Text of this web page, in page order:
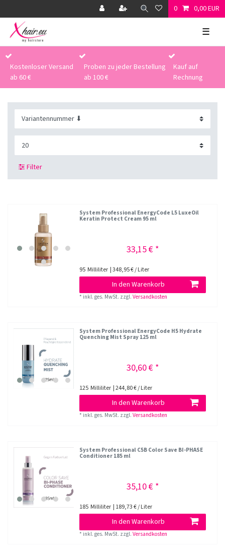
0 0,00 EUR
☰
Kostenloser Versand
ab 60 €
Proben zu jeder Bestellung
ab 100 €
Kauf auf
Rechnung
Filter
System Professional EnergyCode L5 LuxeOil
Keratin Protect Cream 95 ml
33,15 € *
95 Milliliter | 348,95 € / Liter
In den Warenkorb
* inkl. ges. MwSt. zzgl.Versandkosten
System Professional EnergyCode H5 Hydrate
Quenching Mist Spray 125 ml
30,60 € *
125 Milliliter | 244,80 € / Liter
In den Warenkorb
* inkl. ges. MwSt. zzgl.Versandkosten
System Professional C5B Color Save BI-PHASE
Conditioner 185 ml
35,10 € *
185 Milliliter | 189,73 € / Liter
In den Warenkorb
* inkl. ges. MwSt. zzgl.Versandkosten